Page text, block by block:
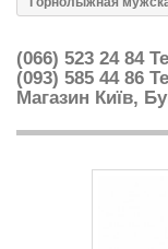
(066) 523 24 84
(093) 585 44 86
Магазин Київ,